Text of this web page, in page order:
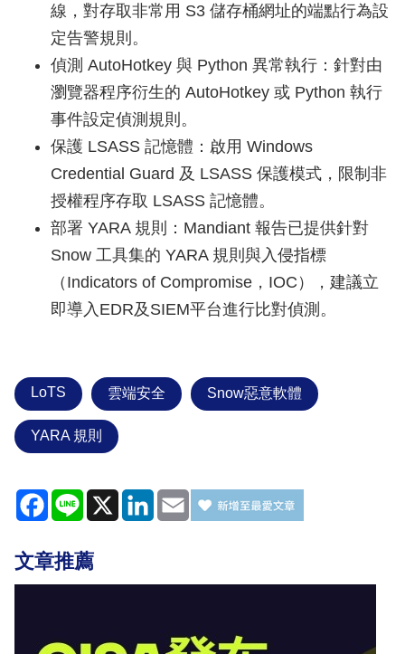
線，對存取非常用 S3 儲存桶網址的端點行為設
定告警規則。
偵測 AutoHotkey 與 Python 異常執行：針對由
瀏覽器程序衍生的 AutoHotkey 或 Python 執行
事件設定偵測規則。
保護 LSASS 記憶體：啟用 Windows
Credential Guard 及 LSASS 保護模式，限制非
授權程序存取 LSASS 記憶體。
部署 YARA 規則：Mandiant 報告已提供針對
Snow 工具集的 YARA 規則與入侵指標
（Indicators of Compromise，IOC），建議立
即導入EDR及SIEM平台進行比對偵測。
LoTS 雲端安全 Snow惡意軟體
YARA 規則
Facebook
Line X LinkedIn
Email
文章推薦